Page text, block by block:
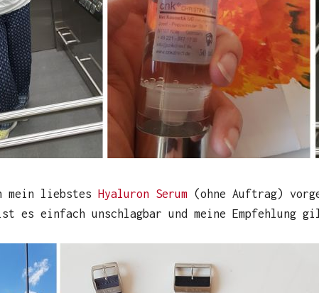
mein liebstes Hyaluron Serum (ohne Auftrag)
es einfach unschlagbar und meine Empfehlung